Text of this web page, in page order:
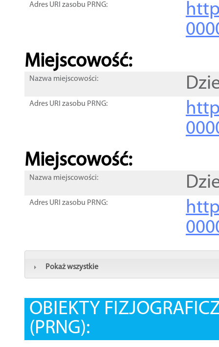
Adres URI zasobu PRNG:
Miejscowość:
Nazwa miejscowości:
Adres URI zasobu PRNG:
Miejscowość:
Nazwa miejscowości:
Adres URI zasobu PRNG:
Pokaż wszystkie
OBIEKTY
(PRNG):